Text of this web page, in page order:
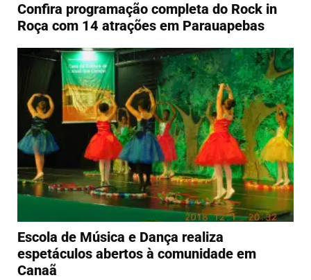
Confira programação completa do Rock in
Roça com 14 atrações em Parauapebas
Escola de Música e Dança realiza
espetáculos abertos à comunidade em
Canaã